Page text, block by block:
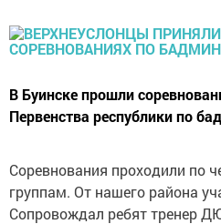
В Буинске прошли
Первенства республики по
Соревнования проходили по
группам. От нашего района
Сопровождал ребят тренер